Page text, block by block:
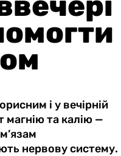
і у вечірній
магнію та калію —
нервову систему.